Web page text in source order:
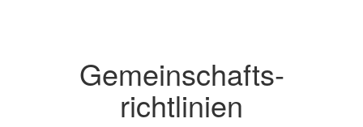
Gemeinschafts­
richtlinien